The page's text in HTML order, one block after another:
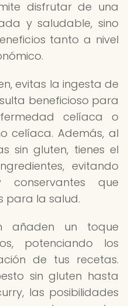
disfrutar de una
y saludable, sino
tanto a nivel
evitas la ingesta de
beneficioso para
celíaca o
celíaca. Además, al
sin gluten, tienes el
evitando
conservantes que
para la salud.
añaden un toque
potenciando los
de tus recetas.
sin gluten hasta
las posibilidades